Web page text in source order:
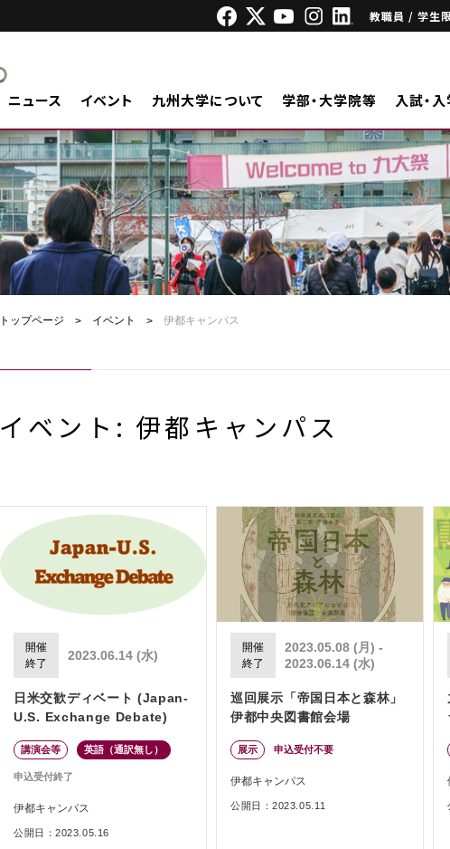
教職員 / 学生
ニュース イベント 九州大学について 学部・大学院等 入試・
トップページ イベント 伊都キャンパス
イベント: 伊都キャンパス
開催
終了
2023.06.14 (水)
日米交歓ディベート (Japan-
U.S. Exchange Debate)
講演会等 英語（通訳無し）
申込受付終了
伊都キャンパス
公開日：2023.05.16
開催
終了
2023.05.08 (月) -
2023.06.14 (水)
巡回展示「帝国日本と森林」
伊都中央図書館会場
展示 申込受付不要
伊都キャンパス
公開日：2023.05.11